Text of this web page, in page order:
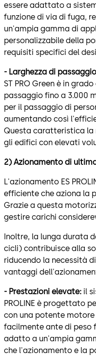
essere adattato a
funzione di via di fuga,
un'ampia gamma di
personalizzabile della
requisiti specifici del
- Larghezza di
ST PRO Green è in
passaggio fino a 3.000
per il passaggio di
aumentando così
Questa caratteristica la
gli edifici con elevati
2) Azionamento di ultima
L'azionamento ES
efficiente che aziona la
Grazie a questa
gestire carichi
Inoltre, la lunga durata
cicli) contribuisce alla
riducendo la necessità
vantaggi
- Prestazioni elevate: il
PROLINE è progettato
con una potente
facilmente ante di peso
adatto a un'ampia
che l'azionamento e la